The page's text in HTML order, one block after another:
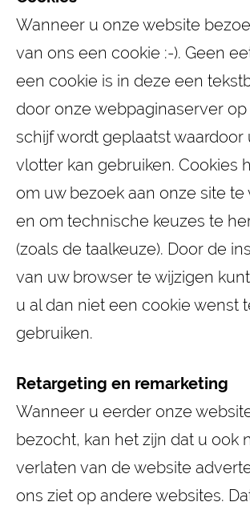
Wanneer u onze website
van ons een cookie :-). Geen
een cookie is in deze een
door onze webpaginaserver op
schijf wordt geplaatst waardoor
vlotter kan gebruiken. Cookies
om uw bezoek aan onze site te
en om technische keuzes te
(zoals de taalkeuze). Door de
van uw browser te wijzigen
u al dan niet een cookie wenst
gebruiken.
Retargeting en remarketing
Wanneer u eerder onze
bezocht, kan het zijn dat u ook
verlaten van de website
ons ziet op andere websites.